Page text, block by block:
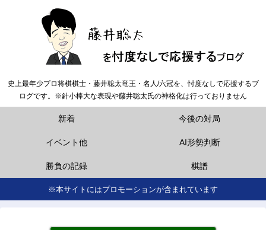
史上最年少プロ将棋棋士・藤井聡太竜王・名人/六冠を、忖度なしで応援するブ
ログです。※針小棒大な表現や藤井聡太氏の神格化は行っておりません
新着 今後の対局
イベント他 AI形勢判断
勝負の記録 棋譜
※本サイトにはプロモーションが含まれています